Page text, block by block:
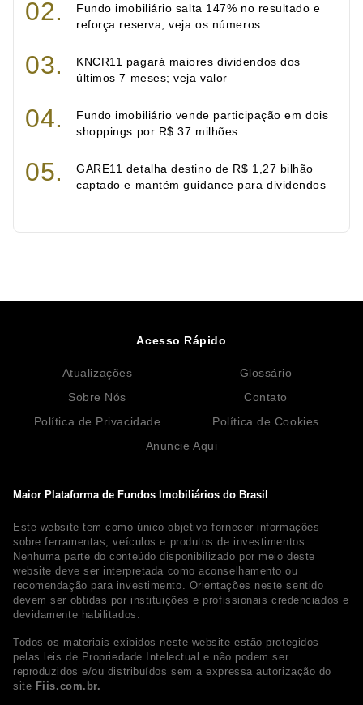
Fundo imobiliário salta 147% no resultado e
reforça reserva; veja os números
KNCR11 pagará maiores dividendos dos
últimos 7 meses; veja valor
Fundo imobiliário vende participação em dois
shoppings por R$ 37 milhões
GARE11 detalha destino de R$ 1,27 bilhão
captado e mantém guidance para dividendos
Maior Plataforma de Fundos Imobiliários do Brasil
Este website tem como único objetivo fornecer informações
sobre ferramentas, veículos e produtos de investimentos.
Nenhuma parte do conteúdo disponibilizado por meio deste
website deve ser interpretada como aconselhamento ou
recomendação para investimento. Orientações neste sentido
devem ser obtidas por instituições e profissionais credenciados e
devidamente habilitados.
Todos os materiais exibidos neste website estão protegidos
pelas leis de Propriedade Intelectual e não podem ser
reproduzidos e/ou distribuídos sem a expressa autorização do
site Fiis.com.br.
Acesso Rápido
Atualizações
Glossário
Sobre Nós
Contato
Política de Privacidade
Política de Cookies
Anuncie Aqui